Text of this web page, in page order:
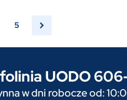
5
UODO
w dni robocze od: